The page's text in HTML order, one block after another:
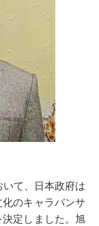
て、日本政府は
のキャラバンサ
定しました。旭